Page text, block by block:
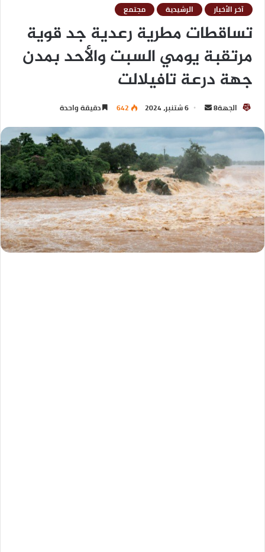
آخر الأخبار الرشيدية مجتمع
تساقطات مطرية رعدية جد قوية
مرتقبة يومي السبت والأحد بمدن
جهة درعة تافيلالت
الجهة8 6 شتنبر، 2024 642 دقيقة واحدة